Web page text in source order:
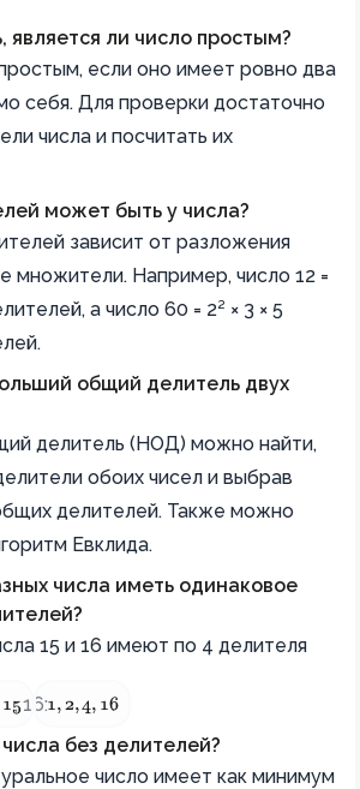
является ли число простым?
если оно имеет ровно два
себя. Для проверки достаточно
числа и посчитать их
может быть у числа?
зависит от разложения
множители. Например, число 12 =
а число 60 = 2² × 3 × 5
общий делитель двух
делитель (НОД) можно найти,
обоих чисел и выбрав
делителей. Также можно
Евклида.
числа иметь одинаковое
15 и 16 имеют по 4 делителя
15
15, 16:{1, 2, 4, 16}
1, 2,4, 16
.
без делителей?
число имеет как минимум